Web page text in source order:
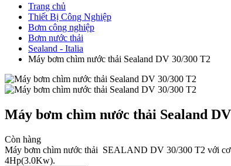
Trang chủ
Thiết Bị Công Nghiệp
Bơm công nghiệp
Bơm nước thải
Sealand - Italia
Máy bơm chìm nước thải Sealand DV 30/300 T2
Máy bơm chìm nước thải Sealand
Còn hàng
Máy bơm chìm nước thải SEALAND DV 30/300 T2 với cơ
4Hp(3.0Kw).